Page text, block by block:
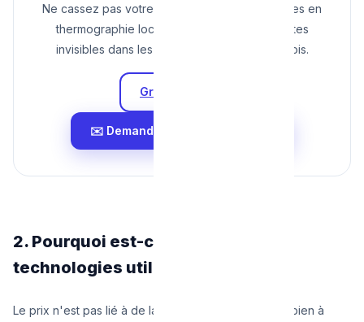
Ne cassez pas votre carrelage ! Nos spécialistes en
thermographie localisent au millimètre les fuites
invisibles dans les murs et planchers bruxellois.
Grille Tarifaire
✉️ Demander un tarif forfaitaire
2. Pourquoi est-ce "cher" ? Les
technologies utilisées
Le prix n'est pas lié à de la manutention brute, mais bien à